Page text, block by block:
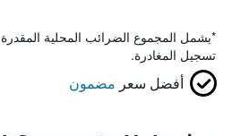
*يشمل المجموع الضرائب المحلية
تسجيل المغادرة.
أفضل سعر مضمون